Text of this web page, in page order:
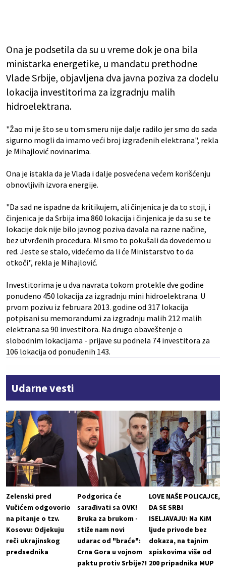
Ona je podsetila da su u vreme dok je ona bila
ministarka energetike, u mandatu prethodne
Vlade Srbije, objavljena dva javna poziva za dodelu
lokacija investitorima za izgradnju malih
hidroelektrana.
"Žao mi je što se u tom smeru nije dalje radilo jer smo do sada
sigurno mogli da imamo veći broj izgrađenih elektrana", rekla
je Mihajlović novinarima.
Ona je istakla da je Vlada i dalje posvećena većem korišćenju
obnovljivih izvora energije.
"Da sad ne ispadne da kritikujem, ali činjenica je da to stoji, i
činjenica je da Srbija ima 860 lokacija i činjenica je da su se te
lokacije dok nije bilo javnog poziva davala na razne načine,
bez utvrđenih procedura. Mi smo to pokušali da dovedemo u
red. Jeste se stalo, videćemo da li će Ministarstvo to da
otkoči", rekla je Mihajlović.
Investitorima je u dva navrata tokom protekle dve godine
ponuđeno 450 lokacija za izgradnju mini hidroelektrana. U
prvom pozivu iz februara 2013. godine od 317 lokacija
potpisani su memorandumi za izgradnju malih 212 malih
elektrana sa 90 investitora. Na drugo obaveštenje o
slobodnim lokacijama - prijave su podnela 74 investitora za
106 lokacija od ponuđenih 143.
Udarne vesti
Zelenski pred
Vučićem odgovorio
na pitanje o tzv.
Kosovu: Odjekuju
reči ukrajinskog
predsednika
Podgorica će
sarađivati sa OVK!
Bruka za brukom -
stiže nam novi
udarac od "braće":
Crna Gora u vojnom
paktu protiv Srbije?!
LOVE NAŠE POLICAJCE,
DA SE SRBI
ISELJAVAJU: Na KiM
ljude privode bez
dokaza, na tajnim
spiskovima više od
200 pripadnika MUP